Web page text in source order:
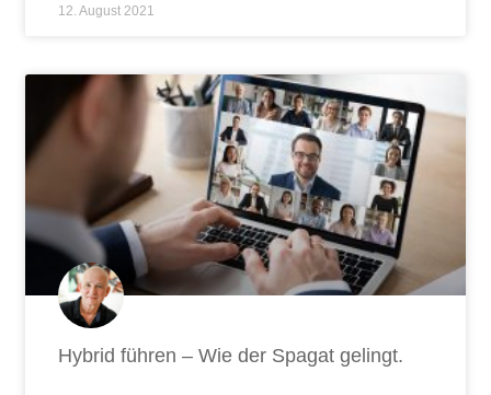
12. August 2021
Hybrid führen – Wie der Spagat gelingt.